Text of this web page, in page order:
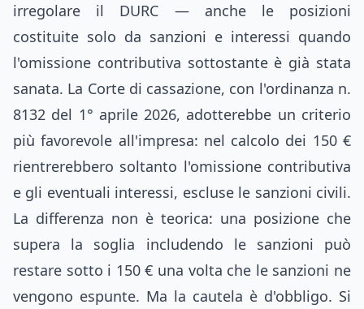
irregolare il DURC — anche le posizioni
costituite solo da sanzioni e interessi quando
l'omissione contributiva sottostante è già stata
sanata. La Corte di cassazione, con l'ordinanza n.
8132 del 1° aprile 2026, adotterebbe un criterio
più favorevole all'impresa: nel calcolo dei 150 €
rientrerebbero soltanto l'omissione contributiva
e gli eventuali interessi, escluse le sanzioni civili.
La differenza non è teorica: una posizione che
supera la soglia includendo le sanzioni può
restare sotto i 150 € una volta che le sanzioni ne
vengono espunte. Ma la cautela è d'obbligo. Si